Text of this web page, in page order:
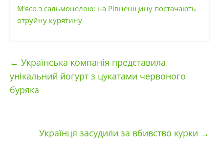
М’ясо з сальмонелою: на Рівненщину постачають
отруйну курятину
← Українська компанія представила
унікальний йогурт з цукатами червоного
буряка
Українця засудили за вбивство курки →